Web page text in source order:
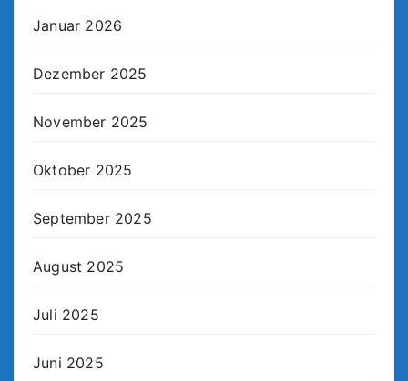
Januar 2026
Dezember 2025
November 2025
Oktober 2025
September 2025
August 2025
Juli 2025
Juni 2025